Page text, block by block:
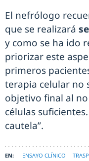
El nefrólogo
que se realizará
y como se ha ido
priorizar este
primeros
terapia celular no
objetivo final al
células
cautela”.
ENSAYO CLÍNICO